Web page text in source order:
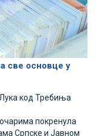
све основце у
код Требиња
покренула
Српске и Јавном